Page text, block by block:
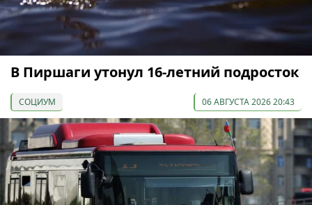
В Пиршаги утонул 16-летний подросток
СОЦИУМ 06 АВГУСТА 2026 20:43